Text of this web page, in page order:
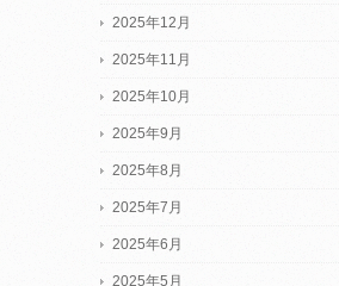
2025年12月
2025年11月
2025年10月
2025年9月
2025年8月
2025年7月
2025年6月
2025年5月